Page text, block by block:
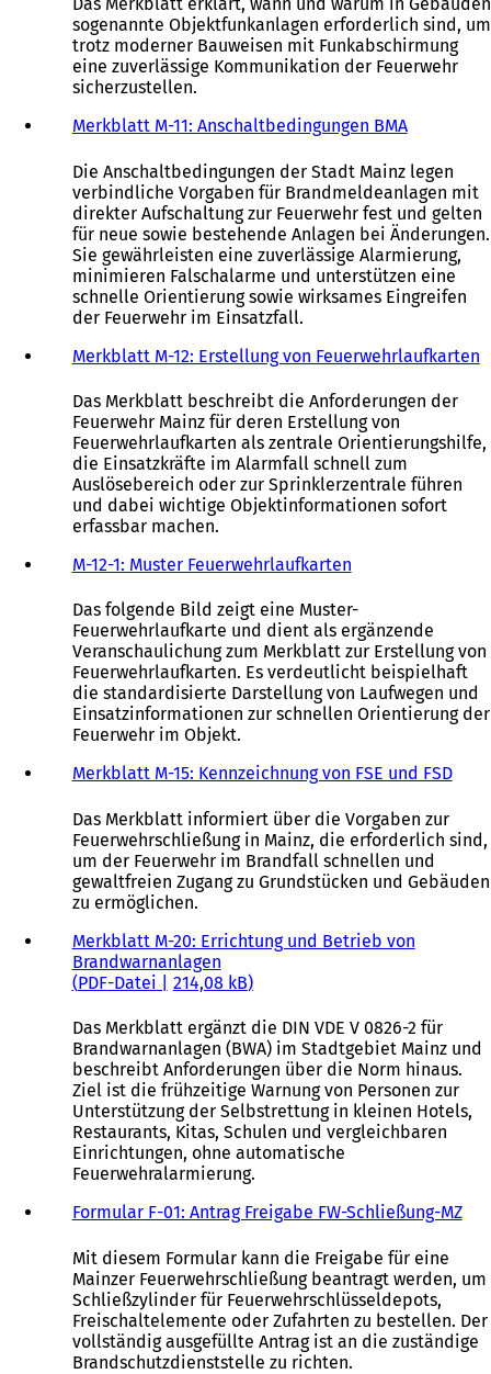
sogenannte Objektfunkanlagen erforderlich sind, um
trotz moderner Bauweisen mit Funkabschirmung
eine zuverlässige Kommunikation der Feuerwehr
sicherzustellen.
Merkblatt M-11: Anschaltbedingungen BMA
Die Anschaltbedingungen der Stadt Mainz legen
verbindliche Vorgaben für Brandmeldeanlagen mit
direkter Aufschaltung zur Feuerwehr fest und gelten
für neue sowie bestehende Anlagen bei Änderungen.
Sie gewährleisten eine zuverlässige Alarmierung,
minimieren Falschalarme und unterstützen eine
schnelle Orientierung sowie wirksames Eingreifen
der Feuerwehr im Einsatzfall.
Merkblatt M-12: Erstellung von Feuerwehrlaufkarten
Das Merkblatt beschreibt die Anforderungen der
Feuerwehr Mainz für deren Erstellung von
Feuerwehrlaufkarten als zentrale Orientierungshilfe,
die Einsatzkräfte im Alarmfall schnell zum
Auslösebereich oder zur Sprinklerzentrale führen
und dabei wichtige Objektinformationen sofort
erfassbar machen.
M-12-1: Muster Feuerwehrlaufkarten
Das folgende Bild zeigt eine Muster-
Feuerwehrlaufkarte und dient als ergänzende
Veranschaulichung zum Merkblatt zur Erstellung von
Feuerwehrlaufkarten. Es verdeutlicht beispielhaft
die standardisierte Darstellung von Laufwegen und
Einsatzinformationen zur schnellen Orientierung der
Feuerwehr im Objekt.
Merkblatt M-15: Kennzeichnung von FSE und FSD
Das Merkblatt informiert über die Vorgaben zur
Feuerwehrschließung in Mainz, die erforderlich sind,
um der Feuerwehr im Brandfall schnellen und
gewaltfreien Zugang zu Grundstücken und Gebäuden
zu ermöglichen.
Merkblatt M-20: Errichtung und Betrieb von
Brandwarnanlagen
PDF-Datei 214,08 kB
Das Merkblatt ergänzt die DIN VDE V 0826-2 für
Brandwarnanlagen (BWA) im Stadtgebiet Mainz und
beschreibt Anforderungen über die Norm hinaus.
Ziel ist die frühzeitige Warnung von Personen zur
Unterstützung der Selbstrettung in kleinen Hotels,
Restaurants, Kitas, Schulen und vergleichbaren
Einrichtungen, ohne automatische
Feuerwehralarmierung.
Formular F-01: Antrag Freigabe FW-Schließung-MZ
Mit diesem Formular kann die Freigabe für eine
Mainzer Feuerwehrschließung beantragt werden, um
Schließzylinder für Feuerwehrschlüsseldepots,
Freischaltelemente oder Zufahrten zu bestellen. Der
vollständig ausgefüllte Antrag ist an die zuständige
Brandschutzdienststelle zu richten.